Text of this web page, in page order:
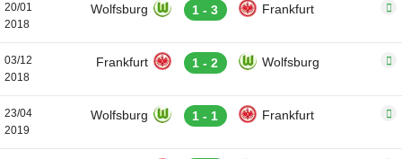
20/01
2018
Wolfsburg 1 - 3 Frankfurt
03/12
2018
Frankfurt 1 - 2 Wolfsburg
23/04
2019
Wolfsburg 1 - 1 Frankfurt